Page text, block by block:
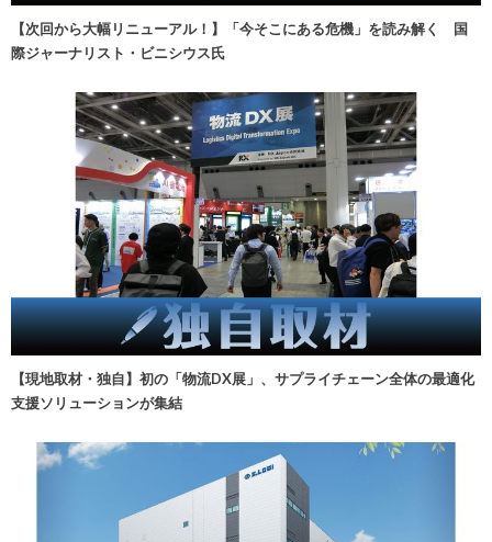
【次回から大幅リニューアル！】「今そこにある危機」を読み解く 国
際ジャーナリスト・ビニシウス氏
【現地取材・独自】初の「物流DX展」、サプライチェーン全体の最適化
支援ソリューションが集結